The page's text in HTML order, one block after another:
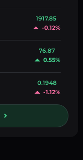
1917.85
-0.12%
76.87
0.55%
0.1948
-1.12%